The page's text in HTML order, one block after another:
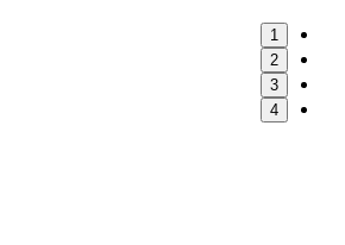
1
2
3
4